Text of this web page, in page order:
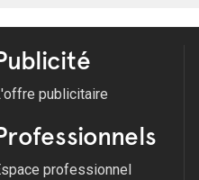
publicitaire
professionnel